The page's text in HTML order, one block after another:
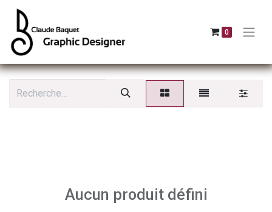
0
Aucun produit défini